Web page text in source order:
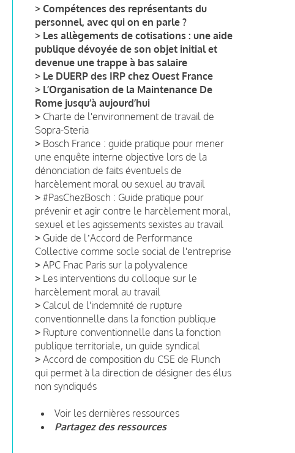
> Compétences des représentants du
personnel, avec qui on en parle ?
> Les allègements de cotisations : une aide
publique dévoyée de son objet initial et
devenue une trappe à bas salaire
> Le DUERP des IRP chez Ouest France
> L’Organisation de la Maintenance De
Rome jusqu’à aujourd’hui
> Charte de l'environnement de travail de
Sopra-Steria
> Bosch France : guide pratique pour mener
une enquête interne objective lors de la
dénonciation de faits éventuels de
harcèlement moral ou sexuel au travail
> #PasChezBosch : Guide pratique pour
prévenir et agir contre le harcèlement moral,
sexuel et les agissements sexistes au travail
> Guide de lʼAccord de Performance
Collective comme socle social de l'entreprise
> APC Fnac Paris sur la polyvalence
> Les interventions du colloque sur le
harcèlement moral au travail
> Calcul de l'indemnité de rupture
conventionnelle dans la fonction publique
> Rupture conventionnelle dans la fonction
publique territoriale, un guide syndical
> Accord de composition du CSE de Flunch
qui permet à la direction de désigner des élus
non syndiqués
Voir les dernières ressources
Partagez des ressources